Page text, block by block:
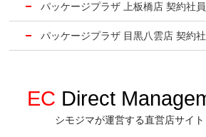
パッケージプラザ 上板橋店 契約社
EC Direct
シモジマが運営する直営店サイ